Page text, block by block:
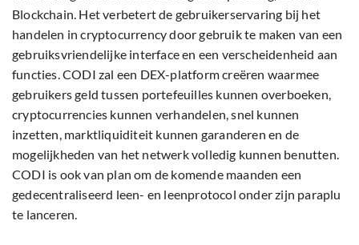
Blockchain. Het verbetert de gebruikerservaring bij het
handelen in cryptocurrency door gebruik te maken van een
gebruiksvriendelijke interface en een verscheidenheid aan
functies. CODI zal een DEX-platform creëren waarmee
gebruikers geld tussen portefeuilles kunnen overboeken,
cryptocurrencies kunnen verhandelen, snel kunnen
inzetten, marktliquiditeit kunnen garanderen en de
mogelijkheden van het netwerk volledig kunnen benutten.
CODI is ook van plan om de komende maanden een
gedecentraliseerd leen- en leenprotocol onder zijn paraplu
te lanceren.